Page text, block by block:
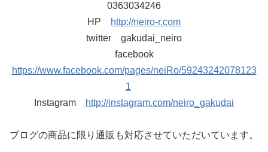
0363034246
HP
http://neiro-r.com
twitter gakudai_neiro
facebook
https://www.facebook.com/pages/neiRo/59243242078123
1
Instagram
http://instagram.com/neiro_gakudai
ブログの商品に限り通販も対応させていただいています。